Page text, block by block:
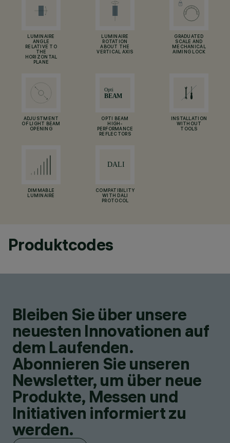
LUMINAIRE
ANGLE
RELATIVE TO
THE
HORIZONTAL
PLANE
LUMINAIRE
ROTATION
ABOUT THE
VERTICAL AXIS
GRADUATED
SCALE AND
MECHANICAL
AIMING LOCK
ADJUSTMENT
OF LIGHT BEAM
OPENING
OPTI BEAM
HIGH-
PERFORMANCE
REFLECTORS
INSTALLATION
WITHOUT
TOOLS
DIMMABLE
LUMINAIRE
COMPATIBILITY
WITH DALI
PROTOCOL
Produktcodes
Bleiben Sie über unsere
neuesten Innovationen auf
dem Laufenden.
Abonnieren Sie unseren
Newsletter, um über neue
Produkte, Messen und
Initiativen informiert zu
werden.